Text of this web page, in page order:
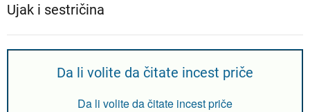
Ujak i sestričina
Da li volite da čitate incest priče
Da li volite da čitate incest priče